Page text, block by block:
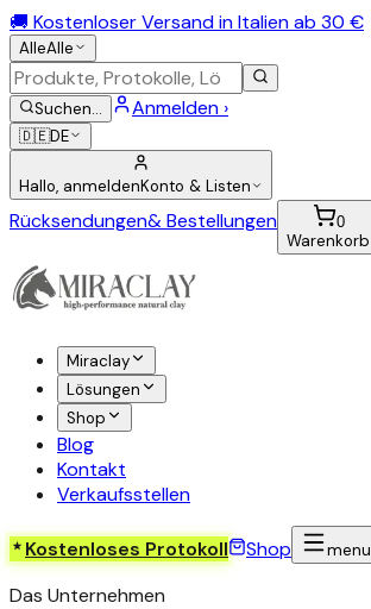
🚚 Kostenloser Versand in Italien ab 30 €
AlleAlle
Suchen… Anmelden ›
🇩🇪DE
Hallo, anmeldenKonto & Listen
Rücksendungen& Bestellungen 0
Warenkorb
Miraclay
Lösungen
Shop
Blog
Kontakt
Verkaufsstellen
Kostenloses Protokoll Shop menu
Das Unternehmen